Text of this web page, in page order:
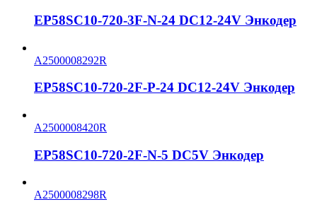
EP58SC10-720-3F-N-24 DC12-24V Энкодер
A2500008292R
EP58SC10-720-2F-P-24 DC12-24V Энкодер
A2500008420R
EP58SC10-720-2F-N-5 DC5V Энкодер
A2500008298R